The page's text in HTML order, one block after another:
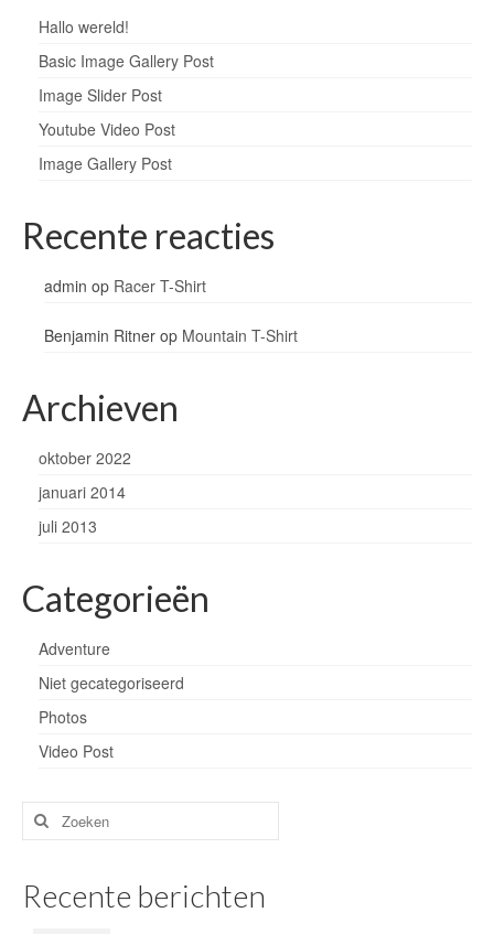
Hallo wereld!
Basic Image Gallery Post
Image Slider Post
Youtube Video Post
Image Gallery Post
Recente reacties
admin op Racer T-Shirt
Benjamin Ritner op Mountain T-Shirt
Archieven
oktober 2022
januari 2014
juli 2013
Categorieën
Adventure
Niet gecategoriseerd
Photos
Video Post
Zoeken
naar:
Recente berichten